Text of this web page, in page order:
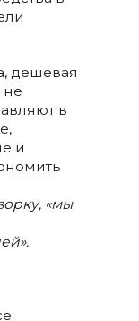
дешевая
не
в
и
«мы